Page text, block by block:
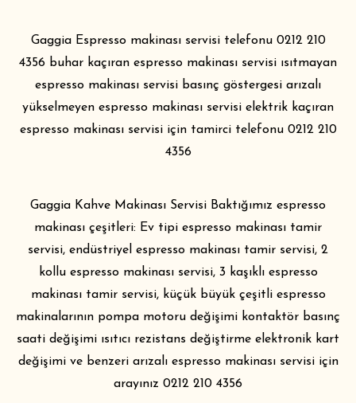
Gaggia Espresso makinası servisi telefonu 0212 210
4356 buhar kaçıran espresso makinası servisi ısıtmayan
espresso makinası servisi basınç göstergesi arızalı
yükselmeyen espresso makinası servisi elektrik kaçıran
espresso makinası servisi için tamirci telefonu 0212 210
4356
Gaggia Kahve Makinası Servisi Baktığımız espresso
makinası çeşitleri: Ev tipi espresso makinası tamir
servisi, endüstriyel espresso makinası tamir servisi, 2
kollu espresso makinası servisi, 3 kaşıklı espresso
makinası tamir servisi, küçük büyük çeşitli espresso
makinalarının pompa motoru değişimi kontaktör basınç
saati değişimi ısıtıcı rezistans değiştirme elektronik kart
değişimi ve benzeri arızalı espresso makinası servisi için
arayınız 0212 210 4356